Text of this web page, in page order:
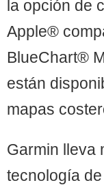
la opción de
Apple®
BlueChart®
están
mapas
Garmin lleva
tecnología